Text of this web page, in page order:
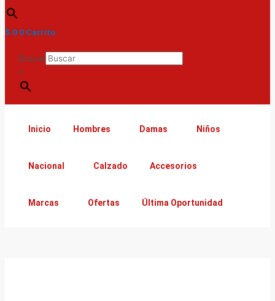
$ 0 0 Carrito
Buscar
×
Inicio Hombres Damas Niños
Nacional Calzado Accesorios
Marcas Ofertas Última Oportunidad